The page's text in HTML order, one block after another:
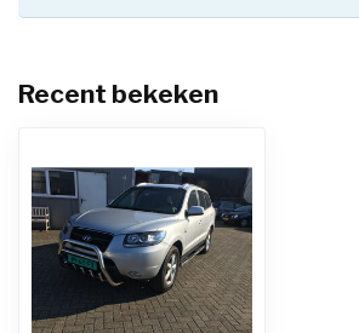
Recent bekeken